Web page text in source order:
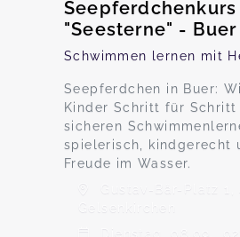
Seepferdchenkurs
"Seesterne" - Buer
Schwimmen lernen mit
Seepferdchen in Buer:
Kinder Schritt für Schritt
sicheren
spielerisch, kindgerecht
Freude im Wasser.
Gustav-Bär-Platz 1,
Gelsenkirchen
Dienstag, 08.09.,